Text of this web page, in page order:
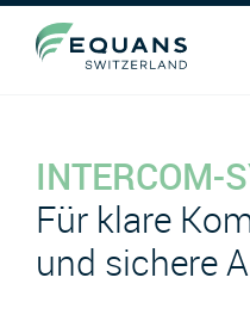
INTERCOM-
Für klare
und sichere